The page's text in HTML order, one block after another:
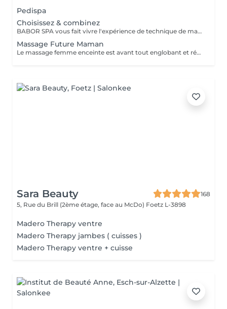
Pedispa
Choisissez & combinez
BABOR SPA vous fait vivre l'expérience de technique de massage grâce à des arômes délicats, des textures caressantes et des soins efficaces. Que voulez-vous ressentir ? Décidez vous même! SHAPING FOR BODY - Modèle mes sens. Définit une silhouette séduisante et affinée. ENERGIZING LIME MANDARIN - Eveille mes sens. Met tous les sens en éveil et apporte vivacité à la peau. RELAXING LAVENDER MINT - Relaxe mes sens. Caresse la peau et apporte une peau intérieure totale. BALANCING CASHMERE WOOD - Renforce mes sens. Apporte force intérieure et une peau plus résistante.
Massage Future Maman
Le massage femme enceinte est avant tout englobant et réconfortant. Ce massage utilise des techniques spécifiques permettant de soulager les tensions musculaires particulières pendant la grossesse.
Sara Beauty
168
5, Rue du Brill (2ème étage, face au McDo) Foetz L-3898
Madero Therapy ventre
Madero Therapy jambes ( cuisses )
Madero Therapy ventre + cuisse